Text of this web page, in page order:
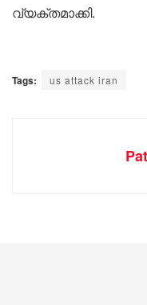
വ്യക്തമാക്കി.
Tags: us attack iran